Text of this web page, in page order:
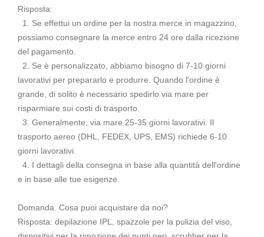
Risposta:
1. Se effettui un ordine per la nostra merce in magazzino,
possiamo consegnare la merce entro 24 ore dalla ricezione
del pagamento.
2. Se è personalizzato, abbiamo bisogno di 7-10 giorni
lavorativi per prepararlo e produrre. Quando l'ordine è
grande, di solito è necessario spedirlo via mare per
risparmiare sui costi di trasporto.
3. Generalmente, via mare 25-35 giorni lavorativi. Il
trasporto aereo (DHL, FEDEX, UPS, EMS) richiede 6-10
giorni lavorativi.
4. I dettagli della consegna in base alla quantità dell'ordine
e in base alle tue esigenze.
Domanda. Cosa puoi acquistare da noi?
Risposta: depilazione IPL, spazzole per la pulizia del viso,